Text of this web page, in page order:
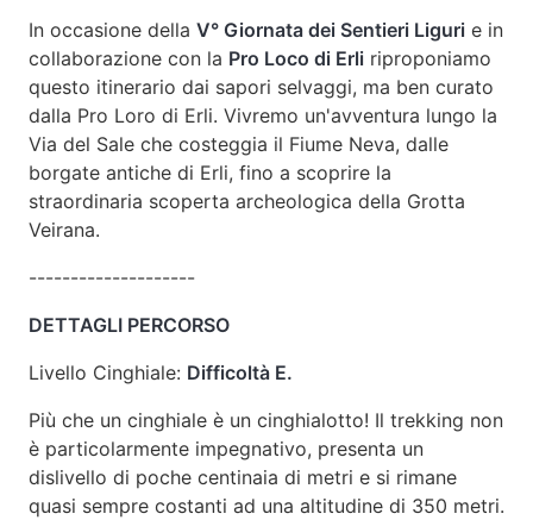
In occasione della V° Giornata dei Sentieri Liguri e in
collaborazione con la Pro Loco di Erli riproponiamo
questo itinerario dai sapori selvaggi, ma ben curato
dalla Pro Loro di Erli. Vivremo un'avventura lungo la
Via del Sale che costeggia il Fiume Neva, dalle
borgate antiche di Erli, fino a scoprire la
straordinaria scoperta archeologica della Grotta
Veirana.
--------------------
DETTAGLI PERCORSO
Livello Cinghiale: Difficoltà E.
Più che un cinghiale è un cinghialotto! Il trekking non
è particolarmente impegnativo, presenta un
dislivello di poche centinaia di metri e si rimane
quasi sempre costanti ad una altitudine di 350 metri.